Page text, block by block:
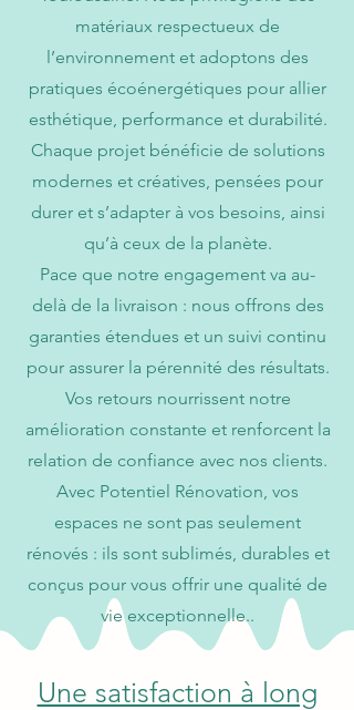
matériaux respectueux de
l’environnement et adoptons des
pratiques écoénergétiques pour allier
esthétique, performance et durabilité.
Chaque projet bénéficie de solutions
modernes et créatives, pensées pour
durer et s’adapter à vos besoins, ainsi
qu’à ceux de la planète.
Pace que notre engagement va au-
delà de la livraison : nous offrons des
garanties étendues et un suivi continu
pour assurer la pérennité des résultats.
Vos retours nourrissent notre
amélioration constante et renforcent la
relation de confiance avec nos clients.
Avec Potentiel Rénovation, vos
espaces ne sont pas seulement
rénovés : ils sont sublimés, durables et
conçus pour vous offrir une qualité de
vie exceptionnelle..
Une satisfaction à long